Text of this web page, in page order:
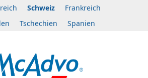
Schweiz
Frankreich
Tschechien Spanien